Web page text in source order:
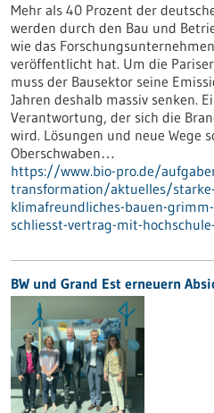
Mehr als 40 Prozent der
werden durch den Bau und
wie das
veröffentlicht hat. Um die
muss der Bausektor seine
Jahren deshalb massiv senken.
Verantwortung, der sich die
wird. Lösungen und neue Wege
Oberschwaben…
https://www.bio-pro.de/
transformation/aktuelles/
klimafreundliches-bauen-
schliesst-vertrag-mit-
BW und Grand Est erneuern